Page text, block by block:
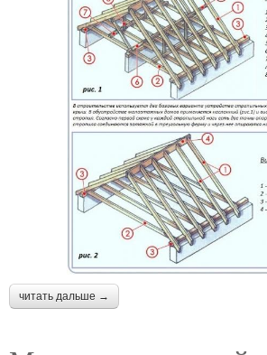
читать дальше →